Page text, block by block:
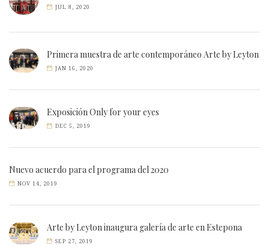
JUL 8, 2020
Primera muestra de arte contemporáneo Arte by Leyton
JAN 16, 2020
Exposición Only for your eyes
DEC 5, 2019
Nuevo acuerdo para el programa del 2020
NOV 14, 2019
Arte by Leyton inaugura galería de arte en Estepona
SEP 27, 2019